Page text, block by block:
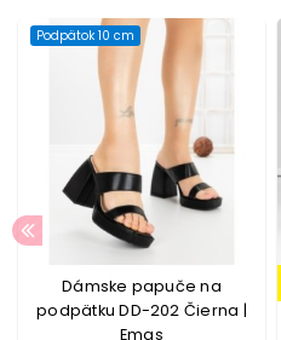
Podpätok 10 cm
Dámske papuče na
podpätku DD-202 Čierna |
Emas